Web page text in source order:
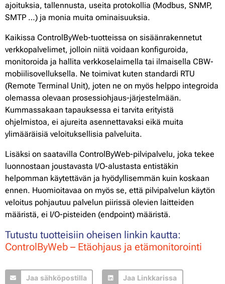
ajoituksia, tallennusta, useita protokollia (Modbus, SNMP,
SMTP …) ja monia muita ominaisuuksia.
Kaikissa ControlByWeb-tuotteissa on sisäänrakennetut
verkkopalvelimet, jolloin niitä voidaan konfiguroida,
monitoroida ja hallita verkkoselaimella tai ilmaisella CBW-
mobiilisovelluksella. Ne toimivat kuten standardi RTU
(Remote Terminal Unit), joten ne on myös helppo integroida
olemassa olevaan prosessiohjaus-järjestelmään.
Kummassakaan tapauksessa ei tarvita erityistä
ohjelmistoa, ei ajureita asennettavaksi eikä muita
ylimääräisiä veloituksellisia palveluita.
Lisäksi on saatavilla ControlByWeb-pilvipalvelu, joka tekee
luonnostaan joustavasta I/O-alustasta entistäkin
helpomman käytettävän ja hyödyllisemmän kuin koskaan
ennen. Huomioitavaa on myös se, että pilvipalvelun käytön
veloitus pohjautuu palvelun piirissä olevien laitteiden
määristä, ei I/O-pisteiden (endpoint) määristä.
Tutustu tuotteisiin oheisen linkin kautta:
ControlByWeb – Etäohjaus ja etämonitorointi
Jaa sähköpostilla Jaa Linkkarissa